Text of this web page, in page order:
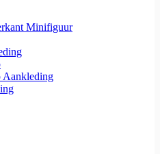
Minifiguur
Aankleding